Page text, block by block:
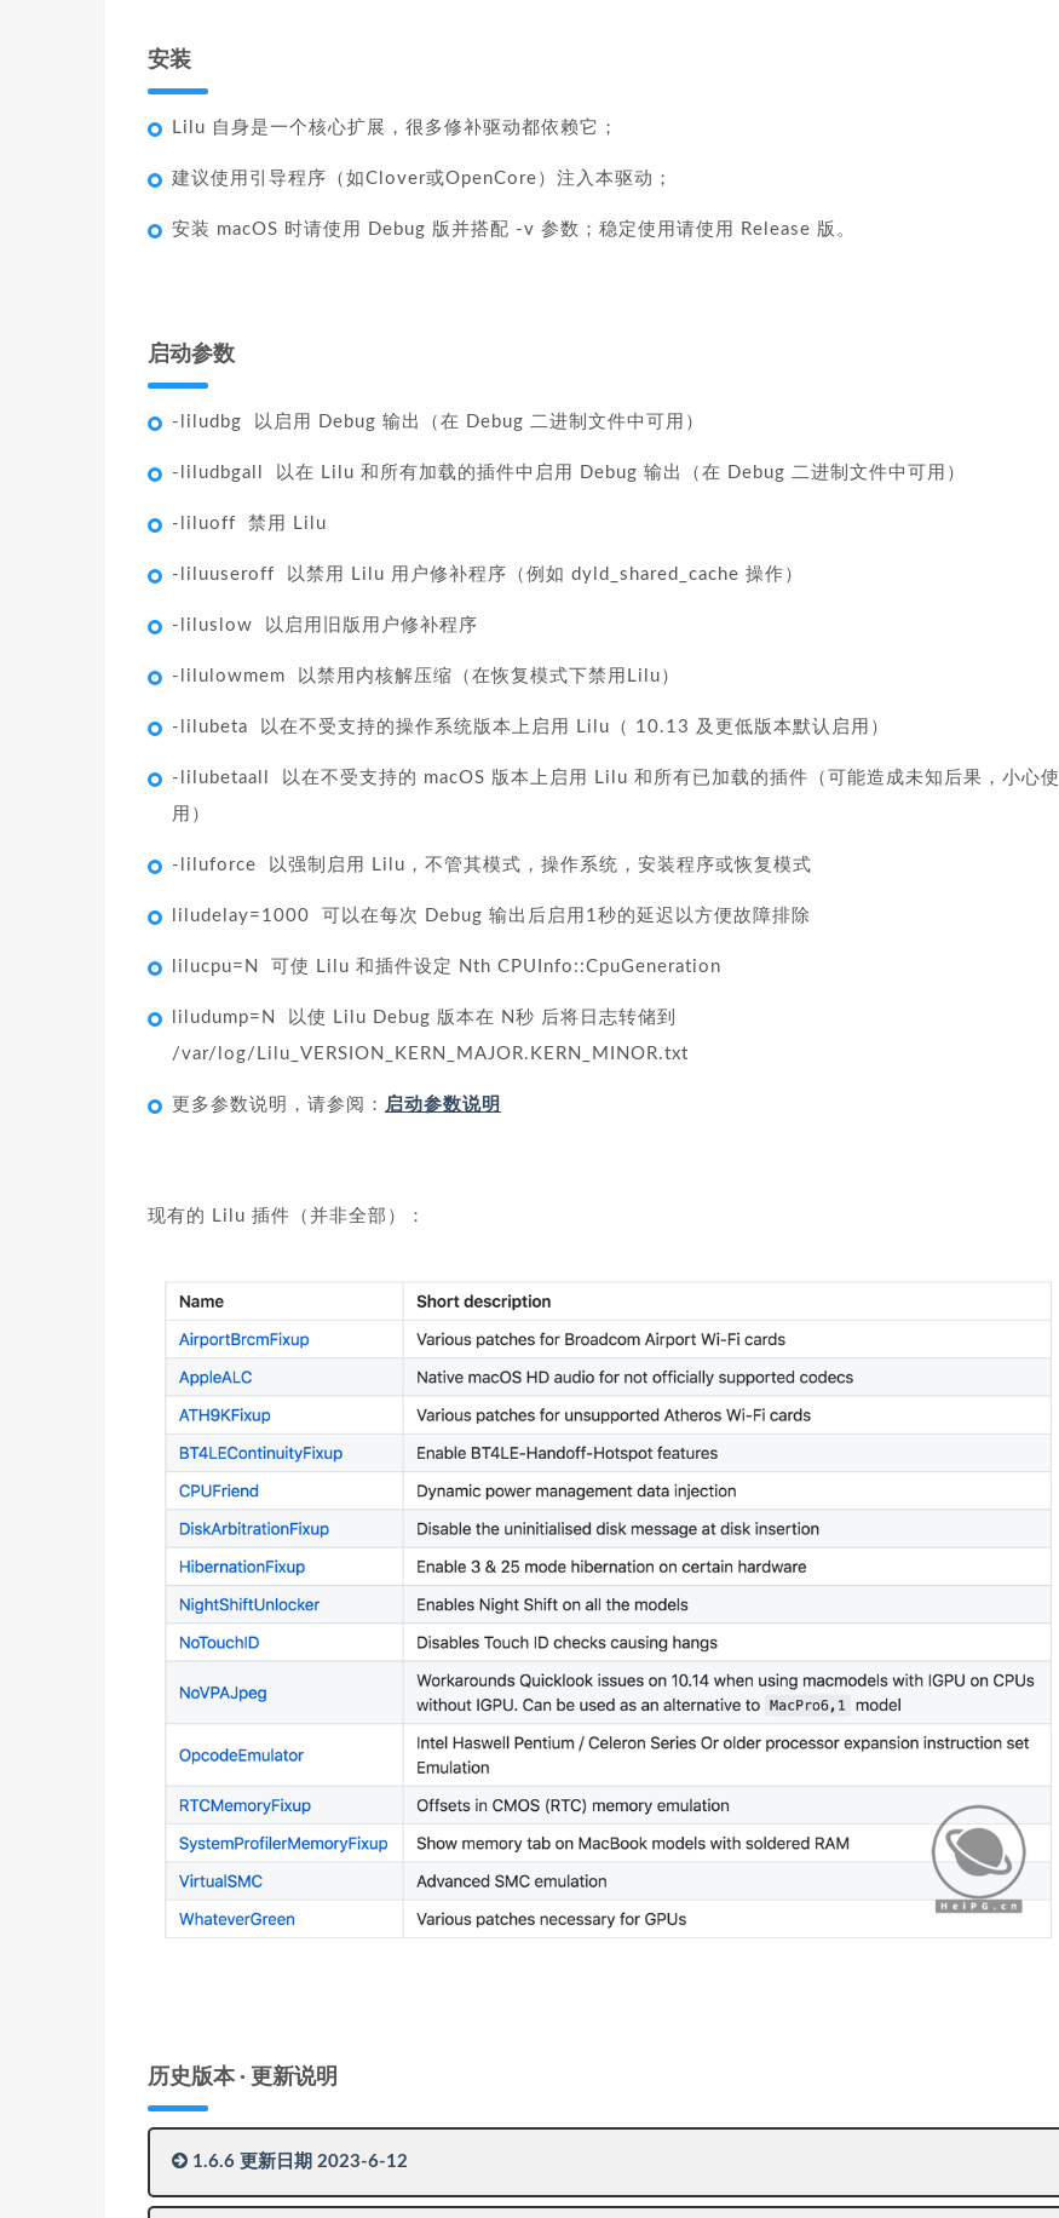
安装
Lilu 自身是一个核心扩展，很多修补驱动都依赖它；
建议使用引导程序（如Clover或OpenCore）注入本驱动；
安装 macOS 时请使用 Debug 版并搭配 -v 参数；稳定使用请使用 Release 版。
启动参数
-liludbg 以启用 Debug 输出（在 Debug 二进制文件中可用）
-liludbgall 以在 Lilu 和所有加载的插件中启用 Debug 输出（在 Debug 二进制文件中可用）
-liluoff 禁用 Lilu
-liluuseroff 以禁用 Lilu 用户修补程序（例如 dyld_shared_cache 操作）
-liluslow 以启用旧版用户修补程序
-lilulowmem 以禁用内核解压缩（在恢复模式下禁用Lilu）
-lilubeta 以在不受支持的操作系统版本上启用 Lilu（ 10.13 及更低版本默认启用）
-lilubetaall 以在不受支持的 macOS 版本上启用 Lilu 和所有已加载的插件（可能造成未知后果，小心使
用）
-liluforce 以强制启用 Lilu，不管其模式，操作系统，安装程序或恢复模式
liludelay=1000 可以在每次 Debug 输出后启用1秒的延迟以方便故障排除
lilucpu=N 可使 Lilu 和插件设定 Nth CPUInfo::CpuGeneration
liludump=N 以使 Lilu Debug 版本在 N秒 后将日志转储到
/var/log/Lilu_VERSION_KERN_MAJOR.KERN_MINOR.txt
更多参数说明，请参阅： 启动参数说明
现有的 Lilu 插件（并非全部）：
历史版本 · 更新说明
1.6.6 更新日期 2023-6-12